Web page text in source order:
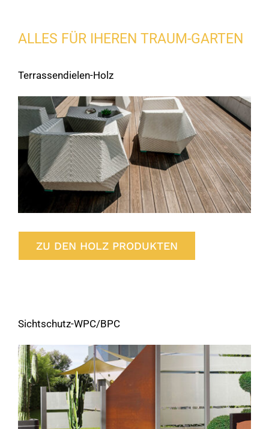
ALLES FÜR IHEREN TRAUM-GARTEN
Terrassendielen-Holz
ZU DEN HOLZ PRODUKTEN
Sichtschutz-WPC/BPC